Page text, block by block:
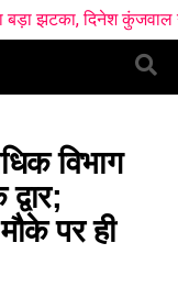
कुंजवाल ने छोड़ा हाथ का
विभाग
पर ही